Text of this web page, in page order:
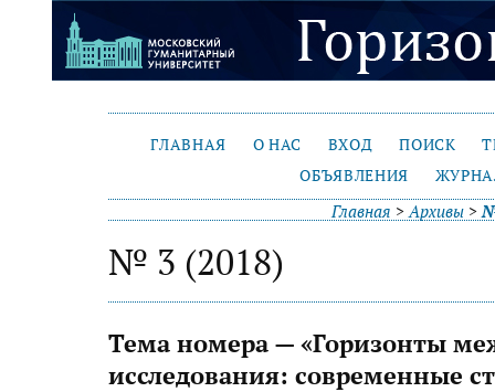
ГЛАВНАЯ О НАС ВХОД ПОИСК
ОБЪЯВЛЕНИЯ
Главная >Архивы>
№ 3 (2018)
Тема номера — «Горизонты
исследования: современные